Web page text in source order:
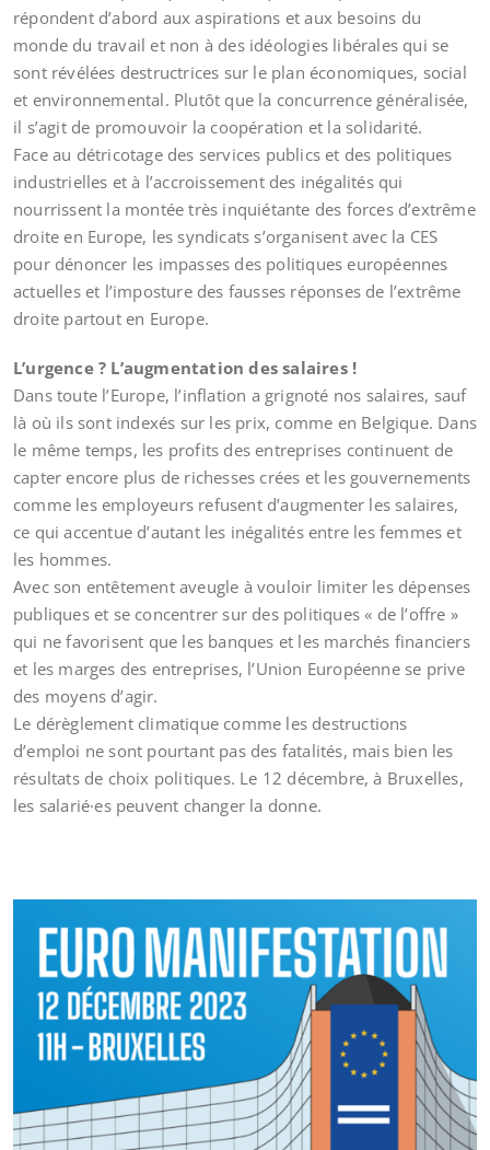
répondent d’abord aux aspirations et aux besoins du
monde du travail et non à des idéologies libérales qui se
sont révélées destructrices sur le plan économiques, social
et environnemental. Plutôt que la concurrence généralisée,
il s’agit de promouvoir la coopération et la solidarité.
Face au détricotage des services publics et des politiques
industrielles et à l’accroissement des inégalités qui
nourrissent la montée très inquiétante des forces d’extrême
droite en Europe, les syndicats s’organisent avec la CES
pour dénoncer les impasses des politiques européennes
actuelles et l’imposture des fausses réponses de l’extrême
droite partout en Europe.
L’urgence ? L’augmentation des salaires !
Dans toute l’Europe, l’inflation a grignoté nos salaires, sauf
là où ils sont indexés sur les prix, comme en Belgique. Dans
le même temps, les profits des entreprises continuent de
capter encore plus de richesses crées et les gouvernements
comme les employeurs refusent d’augmenter les salaires,
ce qui accentue d’autant les inégalités entre les femmes et
les hommes.
Avec son entêtement aveugle à vouloir limiter les dépenses
publiques et se concentrer sur des politiques « de l’offre »
qui ne favorisent que les banques et les marchés financiers
et les marges des entreprises, l’Union Européenne se prive
des moyens d’agir.
Le dérèglement climatique comme les destructions
d’emploi ne sont pourtant pas des fatalités, mais bien les
résultats de choix politiques. Le 12 décembre, à Bruxelles,
les salarié·es peuvent changer la donne.